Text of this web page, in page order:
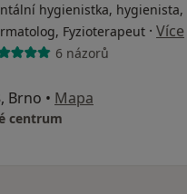
hygienistka, hygienista,
Fyzioterapeut · Více
6 názorů
Brno • Mapa
centrum